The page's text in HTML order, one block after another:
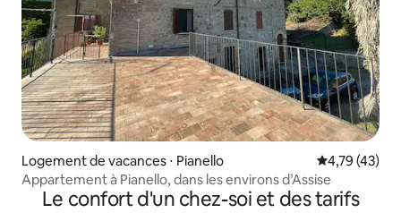
Logement de vacances ⋅ Pianello Évaluation
4,79 (43)
Appartement à Pianello, dans les environs d’Assise
Le confort d'un chez-soi et des tarifs